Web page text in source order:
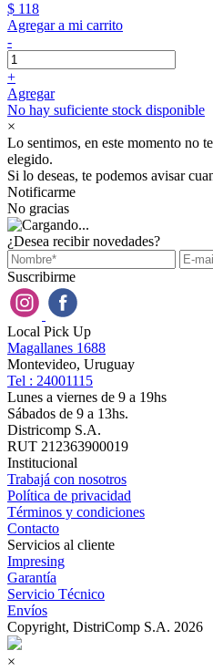
$ 118
Agregar a mi carrito
-
+
Agregar
No hay suficiente stock disponible
×
Lo sentimos, en este momento no
elegido.
Si lo deseas, te podemos avisar
Notificarme
No gracias
¿Desea recibir novedades?
Suscribirme
Local Pick Up
Magallanes 1688
Montevideo, Uruguay
Tel : 24001115
Lunes a viernes de 9 a 19hs
Sábados de 9 a 13hs.
Districomp S.A.
RUT 212363900019
Institucional
Trabajá con nosotros
Política de privacidad
Términos y condiciones
Contacto
Servicios al cliente
Impresing
Garantía
Servicio Técnico
Envíos
Copyright, DistriComp S.A. 2026
×